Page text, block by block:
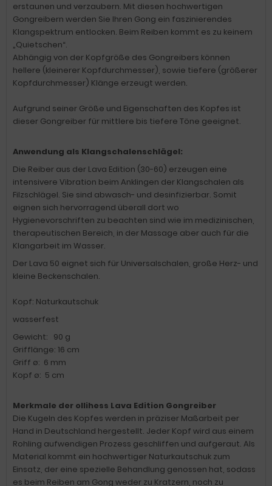
erstaunen und verzaubern. Mit diesen hochwertigen
Gongreibern werden Sie Ihren Gong ein faszinierendes
Klangspektrum entlocken. Beim Reiben kommt es zu keinem
„Quietschen“.
Abhängig von der Kopfgröße des Gongreibers können
hellere (kleinerer Kopfdurchmesser), sowie tiefere (größerer
Kopfdurchmesser) Klänge erzeugt werden.
Aufgrund seiner Größe und Eigenschaften des Kopfes ist
dieser Gongreiber für mittlere bis tiefere Töne geeignet.
Anwendung als Klangschalenschlägel:
Die Reiber aus der Lava Edition (30-60) erzeugen eine
intensivere Vibration beim Anklingen der Klangschalen als
Filzschlägel. Sie sind abwasch- und desinfizierbar. Somit
eignen sich hervorragend überall dort wo
Hygienevorschriften zu beachten sind wie im medizinischen,
therapeutischen Bereich, in der Massage aber auch für die
Klangarbeit im Wasser.
Der Lava 50 eignet sich für Universalschalen, große Herz- und
kleine Beckenschalen.
Kopf: Naturkautschuk
wasserfest
Gewicht: 90 g
Grifflänge: 16 cm
Griff ø: 6 mm
Kopf ø: 5 cm
Merkmale der ollihess Lava Edition Gongreiber
Die Kugeln des Kopfes werden in präziser Maßarbeit per
Hand in Deutschland hergestellt. Jeder Kopf wird aus einem
Rohling aufwendigen Prozess geschliffen und aufgeraut. Als
Material kommt ein hochwertiger Naturkautschuk zum
Einsatz, der eine spezielle Behandlung genossen hat, sodass
es beim Reiben am Gong weder zu Kratzern, noch zu